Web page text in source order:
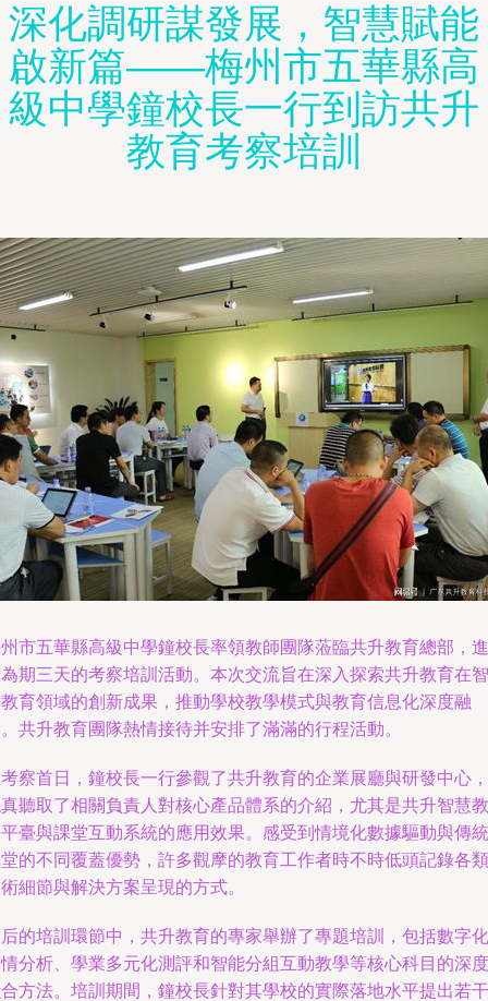
深化調研謀發展，智慧賦能
啟新篇——梅州市五華縣高
級中學鐘校長一行到訪共升
教育考察培訓
市五華縣高級中學鐘校長率領教師團隊蒞臨共升教育總部，進
期三天的考察培訓活動。本次交流旨在深入探索共升教育在智
育領域的創新成果，推動學校教學模式與教育信息化深度融
共升教育團隊熱情接待并安排了滿滿的行程活動。
察首日，鐘校長一行參觀了共升教育的企業展廳與研發中心，
聽取了相關負責人對核心產品體系的介紹，尤其是共升智慧教
臺與課堂互動系統的應用效果。感受到情境化數據驅動與傳統
的不同覆蓋優勢，許多觀摩的教育工作者時不時低頭記錄各類
細節與解決方案呈現的方式。
的培訓環節中，共升教育的專家舉辦了專題培訓，包括數字化
分析、學業多元化測評和智能分組互動教學等核心科目的深度
方法。培訓期間，鐘校長針對其學校的實際落地水平提出若干